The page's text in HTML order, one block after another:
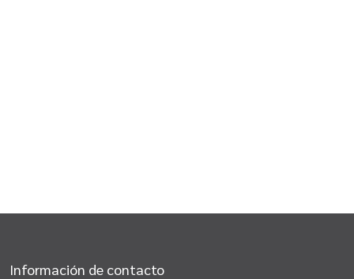
Información de contacto